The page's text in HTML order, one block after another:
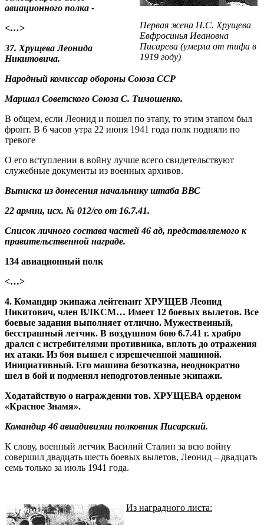
Первая жена Н.С. Хрущева
Евфросинья Ивановна
Писарева (умерла от тифа в
1919 году)
авиационного полка -
<…>
37. Хрущева Леонида
Никитовича.
Народный комиссар обороны Союза ССР
Маршал Советского Союза С. Тимошенко.
В общем, если Леонид и пошел по этапу, то этим этапом был
фронт. В 6 часов утра 22 июня 1941 года полк подняли по
тревоге
О его вступлении в войну лучше всего свидетельствуют
служебные документы из военных архивов.
Выписка из донесения начальнику штаба ВВС
22 армии, исх. № 012/со от 16.7.41.
Список личного состава частей 46 ад, представляемого к
правительственной награде.
134 авиационный полк
<…>
4. Командир экипажа лейтенант ХРУЩЕВ Леонид
Никитович, член ВЛКСМ… Имеет 12 боевых вылетов. Все
боевые задания выполняет отлично. Мужественный,
бесстрашный летчик. В воздушном бою 6.7.41 г. храбро
дрался с истребителями противника, вплоть до отражения
их атаки. Из боя вышел с изрешеченной машиной.
Инициативный. Его машина безотказна, неоднократно
шел в бой и подменял неподготовленные экипажи.
Ходатайствую о награждении тов. ХРУЩЕВА орденом
«Красное Знамя».
Командир 46 авиадивизии полковник Писарский.
К слову, военный летчик Василий Сталин за всю войну
совершил двадцать шесть боевых вылетов, Леонид – двадцать
семь только за июль 1941 года.
Из наградного листа: